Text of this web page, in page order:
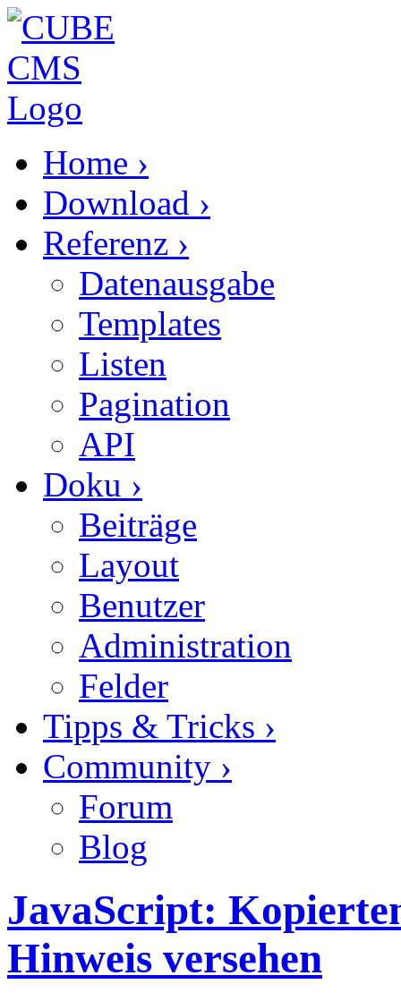
Home ›
Download ›
Referenz ›
Datenausgabe
Templates
Listen
Pagination
API
Doku ›
Beiträge
Layout
Benutzer
Administration
Felder
Tipps & Tricks ›
Community ›
Forum
Blog
JavaScript:
Hinweis versehen